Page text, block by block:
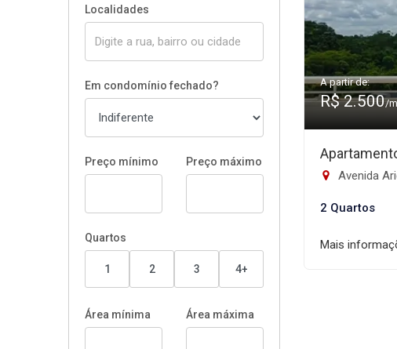
Localidades
Em condomínio fechado?
Preço mínimo Preço máximo
Quartos
1 2 3 4+
Área mínima Área máxima
A partir de:
R$ 2.500/
Avenida
2 Quartos
Mais